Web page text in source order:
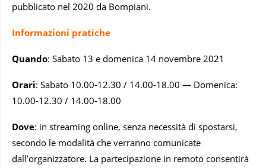
pubblicato nel 2020 da Bompiani.
Informazioni pratiche
Quando: Sabato 13 e domenica 14 novembre 2021
Orari: Sabato 10.00-12.30 / 14.00-18.00 — Domenica:
10.00-12.30 / 14.00-18.00
Dove: in streaming online, senza necessità di spostarsi,
secondo le modalità che verranno comunicate
dall’organizzatore. La partecipazione in remoto consentirà